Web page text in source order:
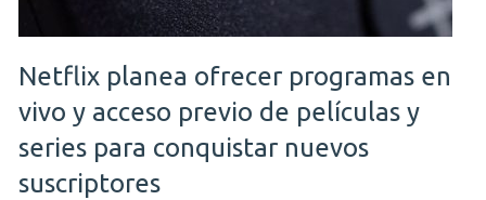
Netflix planea ofrecer programas en
vivo y acceso previo de películas y
series para conquistar nuevos
suscriptores